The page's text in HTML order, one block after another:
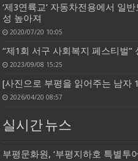
‘제3연륙교’ 자동차전용에서 일
성 높아져
2020/07/20 10:05
“제1회 서구 사회복지 페스티벌”
2023/09/08 15:25
[사진으로 부평을 읽어주는 남자
2026/04/20 08:57
실시간 뉴스
부평문화원, ‘부평지하호 특별투